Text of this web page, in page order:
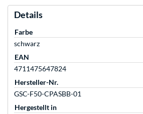
Details
Farbe
schwarz
EAN
4711475647824
Hersteller-Nr.
GSC-F50-CPASBB-01
Hergestellt in